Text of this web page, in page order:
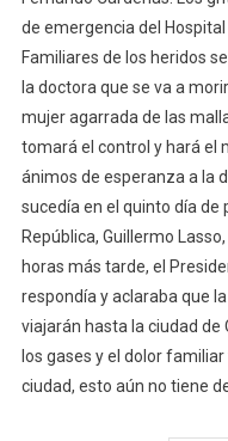
de emergencia del
Familiares de los heridos
la doctora que se va a
mujer agarrada de las
tomará el control y hará el
ánimos de esperanza a la
sucedía en el quinto día de
República, Guillermo
horas más tarde, el
respondía y aclaraba que
viajarán hasta la ciudad
los gases y el dolor
ciudad, esto aún no tiene